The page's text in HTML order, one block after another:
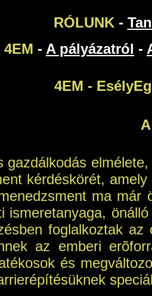
RÓLUNK -
4EM - A pályázatról -
4EM -
gazdálkodás
kérdéskörét,
ma már
ismeretanyaga,
foglalkoztak
az emberi
és